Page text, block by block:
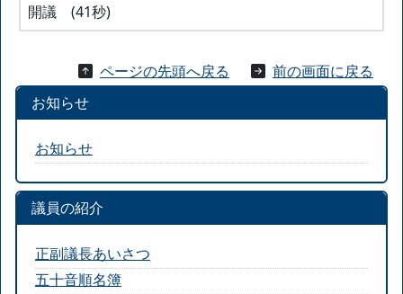
開議 (41秒)
ページの先頭へ戻る
前の画面に戻る
お知らせ
お知らせ
議員の紹介
正副議長あいさつ
五十音順名簿